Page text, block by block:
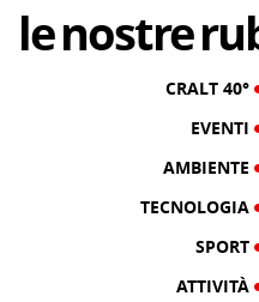
lenostre
CRALT 40°
EVENTI
AMBIENTE
TECNOLOGIA
SPORT
ATTIVITÀ